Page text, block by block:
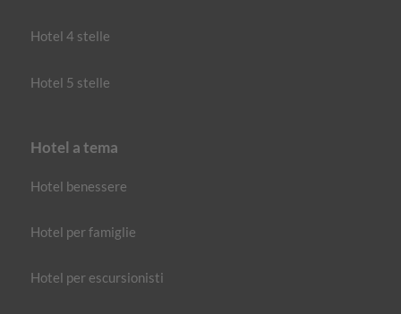
Hotel 4 stelle
Hotel 5 stelle
Hotel a tema
Hotel benessere
Hotel per famiglie
Hotel per escursionisti